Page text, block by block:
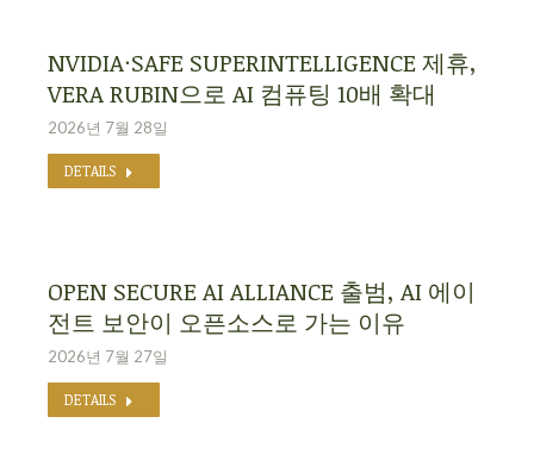
NVIDIA·SAFE SUPERINTELLIGENCE 제휴,
VERA RUBIN으로 AI 컴퓨팅 10배 확대
2026년 7월 28일
DETAILS
OPEN SECURE AI ALLIANCE 출범, AI 에이
전트 보안이 오픈소스로 가는 이유
2026년 7월 27일
DETAILS